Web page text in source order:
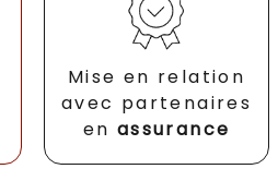
Mise en relation
avec partenaires
en assurance